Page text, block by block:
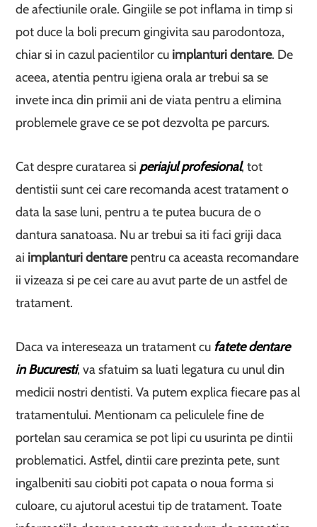
de afectiunile orale. Gingiile se pot inflama in timp si
pot duce la boli precum gingivita sau parodontoza,
chiar si in cazul pacientilor cu implanturi dentare. De
aceea, atentia pentru igiena orala ar trebui sa se
invete inca din primii ani de viata pentru a elimina
problemele grave ce se pot dezvolta pe parcurs.
Cat despre curatarea si periajul profesional, tot
dentistii sunt cei care recomanda acest tratament o
data la sase luni, pentru a te putea bucura de o
dantura sanatoasa. Nu ar trebui sa iti faci griji daca
ai implanturi dentarepentru ca aceasta recomandare
ii vizeaza si pe cei care au avut parte de un astfel de
tratament.
Daca va intereseaza un tratament cu fatete dentare
in Bucuresti, va sfatuim sa luati legatura cu unul din
medicii nostri dentisti. Va putem explica fiecare pas al
tratamentului. Mentionam ca peliculele fine de
portelan sau ceramica se pot lipi cu usurinta pe dintii
problematici. Astfel, dintii care prezinta pete, sunt
ingalbeniti sau ciobiti pot capata o noua forma si
culoare, cu ajutorul acestui tip de tratament. Toate